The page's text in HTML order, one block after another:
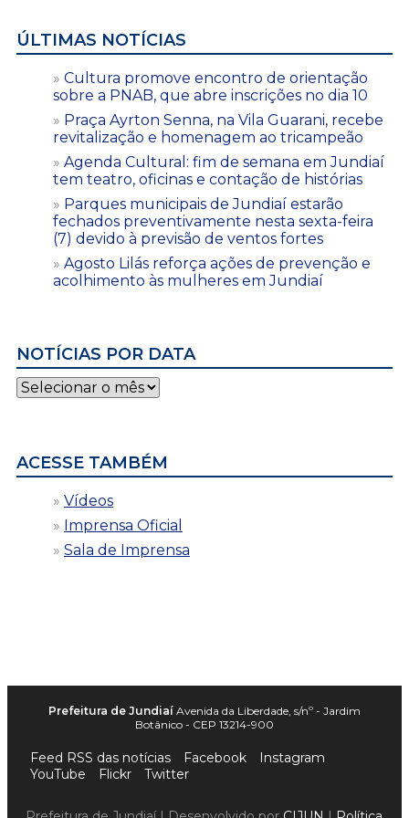
ÚLTIMAS NOTÍCIAS
Cultura promove encontro de orientação
sobre a PNAB, que abre inscrições no dia 10
Praça Ayrton Senna, na Vila Guarani, recebe
revitalização e homenagem ao tricampeão
Agenda Cultural: fim de semana em Jundiaí
tem teatro, oficinas e contação de histórias
Parques municipais de Jundiaí estarão
fechados preventivamente nesta sexta-feira
(7) devido à previsão de ventos fortes
Agosto Lilás reforça ações de prevenção e
acolhimento às mulheres em Jundiaí
NOTÍCIAS POR DATA
Notícias
por
ACESSE TAMBÉM
Vídeos
Imprensa Oficial
Sala de Imprensa
Prefeitura de Jundiaí Avenida da Liberdade, s/nº - Jardim
Botânico - CEP 13214-900
Feed RSS das notícias Facebook
Instagram
YouTube
Flickr Twitter